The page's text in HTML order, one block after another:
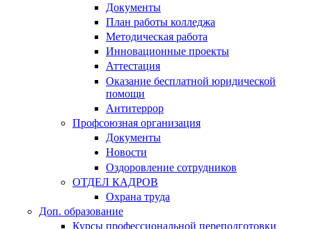
Документы
План работы колледжа
Методическая работа
Инновационные проекты
Аттестация
Оказание бесплатной юридической
помощи
Антитеррор
Профсоюзная организация
Документы
Новости
Оздоровление сотрудников
ОТДЕЛ КАДРОВ
Охрана труда
Доп. образование
Курсы профессиональной переподготовки